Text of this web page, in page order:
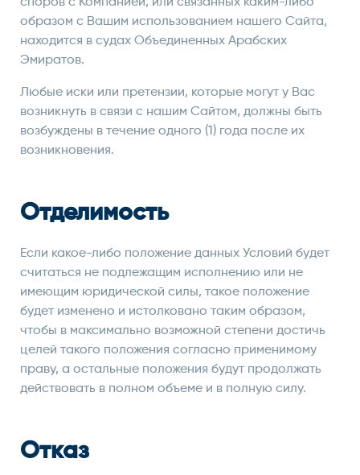
образом с Вашим использованием нашего Сайта,
находится в судах Объединенных Арабских
Эмиратов.
Любые иски или претензии, которые могут у Вас
возникнуть в связи с нашим Сайтом, должны быть
возбуждены в течение одного (1) года после их
возникновения.
Отделимость
Если какое-либо положение данных Условий будет
считаться не подлежащим исполнению или не
имеющим юридической силы, такое положение
будет изменено и истолковано таким образом,
чтобы в максимально возможной степени достичь
целей такого положения согласно применимому
праву, а остальные положения будут продолжать
действовать в полном объеме и в полную силу.
Отказ